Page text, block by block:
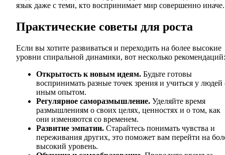
язык даже с теми, кто воспринимает мир совершенно иначе.
Практические советы для роста
Если вы хотите развиваться и переходить на более высокие
уровни спиральной динамики, вот несколько рекомендаций:
Открытость к новым идеям. Будьте готовы
воспринимать разные точек зрения и учиться у людей
иным опытом.
Регулярное саморазмышление. Уделяйте время
размышлениям о своих целях, ценностях и о том, как
они изменяются со временем.
Развитие эмпатии. Старайтесь понимать чувства и
переживания других, это поможет вам перейти на
высокий уровень.